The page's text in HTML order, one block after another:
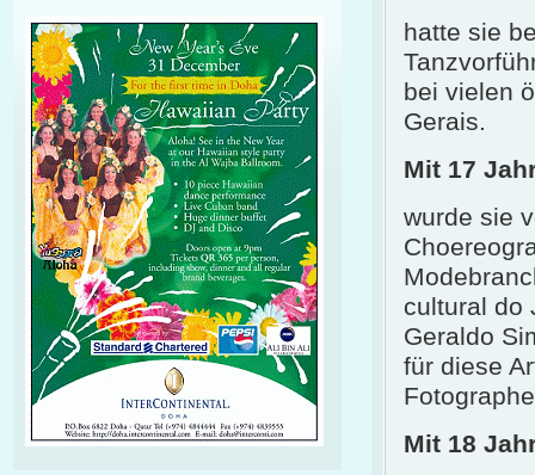
hatte sie
bei vielen
Gerais.
Mit 17
wurde sie
cultural do
Geraldo
für diese
Mit 18